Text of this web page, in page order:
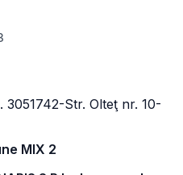
3051742-Str. Olteţ nr. 10-
MIX 2